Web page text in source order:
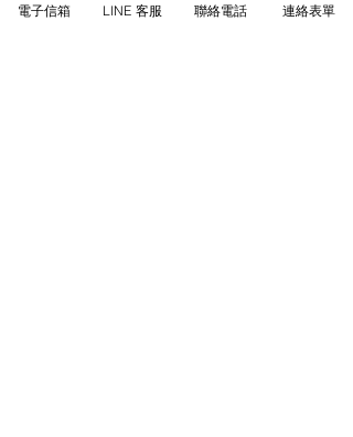
電子信箱 LINE 客服 聯絡電話 連絡表單